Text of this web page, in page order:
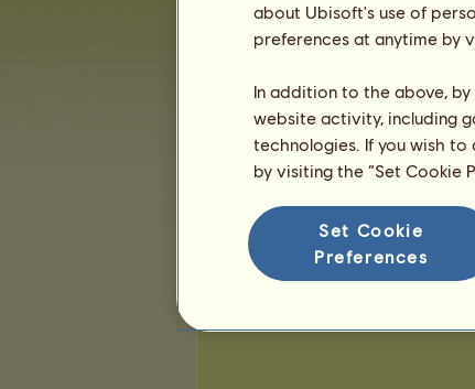
Não há nada a apresentar nesta
about Ubisoft's use of
preferences at anytime by
In addition to the above,
website activity, including
technologies. If you wish to
by visiting the “Set Cookie
Set Cookie
Preferences